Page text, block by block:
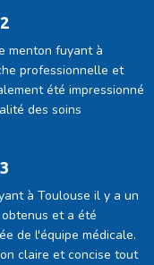
menton fuyant à
professionnelle et
été impressionné
des soins
à Toulouse il y a un
et a été
de l'équipe médicale.
claire et concise tout